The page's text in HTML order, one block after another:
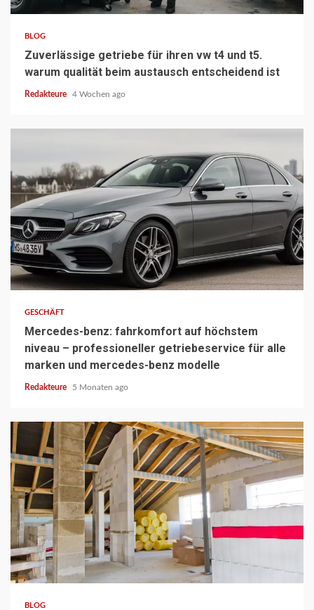
BLOG
Zuverlässige getriebe für ihren vw t4 und t5.
warum qualität beim austausch entscheidend ist
Redakteure 4 Wochen ago
3 min read
GESCHÄFT
Mercedes-benz: fahrkomfort auf höchstem
niveau – professioneller getriebeservice für alle
marken und mercedes-benz modelle
Redakteure 5 Monaten ago
3 min read
BLOG